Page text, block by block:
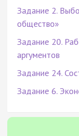
Задание 2.
общество»
Задание 20.
аргументов
Задание 24.
Задание 6.